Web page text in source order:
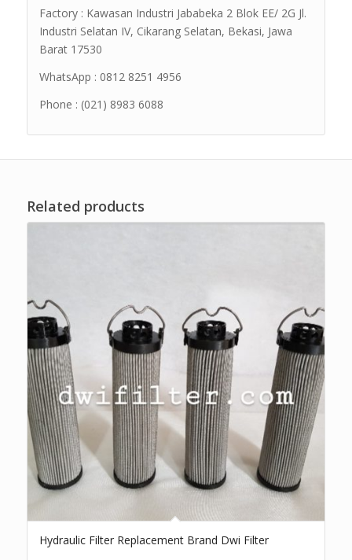
Factory : Kawasan Industri Jababeka 2 Blok EE/ 2G Jl.
Industri Selatan IV, Cikarang Selatan, Bekasi, Jawa
Barat 17530
WhatsApp : 0812 8251 4956
Phone : (021) 8983 6088
Related products
Hydraulic Filter Replacement Brand Dwi Filter